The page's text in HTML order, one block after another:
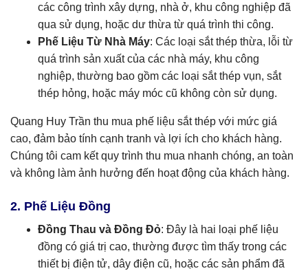
các công trình xây dựng, nhà ở, khu công nghiệp đã
qua sử dụng, hoặc dư thừa từ quá trình thi công.
Phế Liệu Từ Nhà Máy: Các loại sắt thép thừa, lỗi từ
quá trình sản xuất của các nhà máy, khu công
nghiệp, thường bao gồm các loại sắt thép vụn, sắt
thép hỏng, hoặc máy móc cũ không còn sử dụng.
Quang Huy Trần thu mua phế liệu sắt thép với mức giá
cao, đảm bảo tính cạnh tranh và lợi ích cho khách hàng.
Chúng tôi cam kết quy trình thu mua nhanh chóng, an toàn
và không làm ảnh hưởng đến hoạt động của khách hàng.
2. Phế Liệu Đồng
Đồng Thau và Đồng Đỏ: Đây là hai loại phế liệu
đồng có giá trị cao, thường được tìm thấy trong các
thiết bị điện tử, dây điện cũ, hoặc các sản phẩm đã